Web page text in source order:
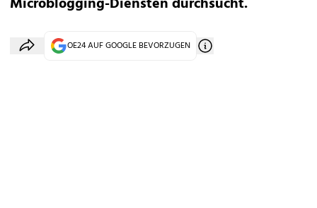
OE24 AUF GOOGLE BEVORZUGEN